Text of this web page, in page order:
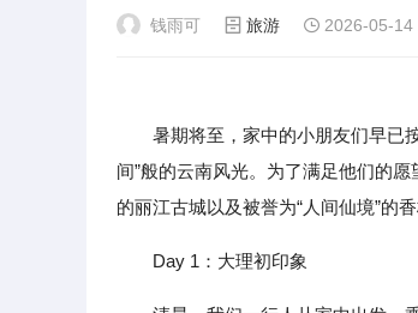
钱雨可 旅游 2026-05-14
暑期将至，家中的小朋友们早已
间”般的云南风光。为了满足他们的
的丽江古城以及被誉为“人间仙境”的
Day 1：大理初印象